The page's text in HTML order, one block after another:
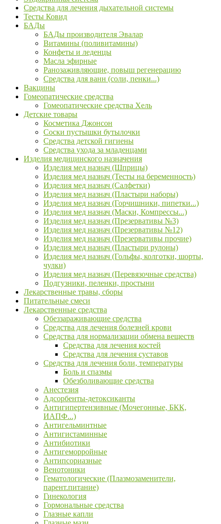
Средства для лечения дыхательной системы
Тесты Ковид
БАДы
БАДы производителя Эвалар
Витамины (поливитамины)
Конфеты и леденцы
Масла эфирные
Ранозаживляющие, повыш регенерацию
Средства для ванн (соли, пенки...)
Вакцины
Гомеопатические средства
Гомеопатические средства Хель
Детские товары
Косметика Джонсон
Соски пустышки бутылочки
Средства детской гигиены
Средства ухода за младенцами
Изделия медицинского назначения
Изделия мед назнач (Шприцы)
Изделия мед назнач (Тесты на беременность)
Изделия мед назнач (Салфетки)
Изделия мед назнач (Пластыри наборы)
Изделия мед назнач (Горчишники, пипетки...)
Изделия мед назнач (Маски, Компрессы...)
Изделия мед назнач (Презервативы №3)
Изделия мед назнач (Презервативы №12)
Изделия мед назнач (Презервативы прочие)
Изделия мед назнач (Пластыри рулоны)
Изделия мед назнач (Гольфы, колготки, шорты,
чулки)
Изделия мед назнач (Перевязочные средства)
Подгузники, пеленки, простыни
Лекарственные травы, сборы
Питательные смеси
Лекарственные средства
Обеззараживающие средства
Средства для лечения болезней крови
Средства для нормализации обмена веществ
Средства для лечения костей
Средства для лечения суставов
Средства для лечения боли, температуры
Боль и спазмы
Обезболивающие средства
Анестезия
Адсорбенты-детоксиканты
Антигипертензивные (Мочегонные, БКК,
ИАПФ...)
Антигельминтные
Антигистаминные
Антибиотики
Антигеморройные
Антипсориазные
Венотоники
Гематологические (Плазмозаменители,
парент.питание)
Гинекология
Гормональные средства
Глазные капли